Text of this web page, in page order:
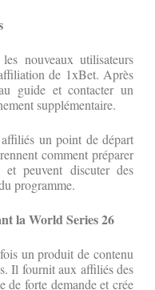
nouveaux utilisateurs
de 1xBet. Après
guide et contacter un
supplémentaire.
un point de départ
comment préparer
peuvent discuter des
programme.
la World Series 26
un produit de contenu
Il fournit aux affiliés des
de forte demande et crée